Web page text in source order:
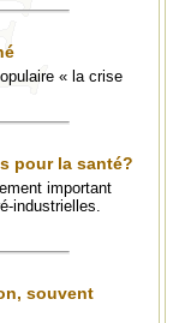
« la crise
pour la santé?
important
industrielles.
souvent